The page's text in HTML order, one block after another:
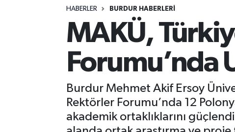
HABERLER BURDUR HABERLERİ
MAKÜ,
Forumu’nda
Burdur Mehmet Akif Ersoy
Rektörler Forumu’nda 12
akademik ortaklıklarını